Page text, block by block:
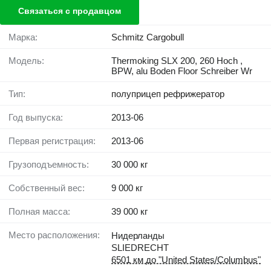
Связаться с продавцом
Марка: Schmitz Cargobull
Модель:
Thermoking SLX 200, 260 Hoch ,
BPW, alu Boden Floor Schreiber Wr
Тип: полуприцеп рефрижератор
Год выпуска: 2013-06
Первая регистрация: 2013-06
Грузоподъемность: 30 000 кг
Собственный вес: 9 000 кг
Полная масса: 39 000 кг
Место расположения:
Нидерланды
SLIEDRECHT
6501 км до "United States/Columbus"